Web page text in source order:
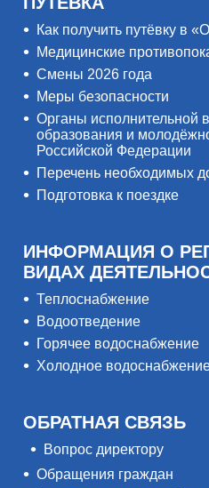
Как получить путёвку в
Медицинские
Смены 2026 года
Меры безопасности
Органы исполнительной
образования и
Российской Федерации
Перечень необходимых
Подготовка к поездке
ИНФОРМАЦИЯ О
ВИДАХ
Теплоснабжение
Водоотведение
Горячее водоснабжение
Холодное
ОБРАТНАЯ СВЯЗЬ
Вопрос директору
Обращения граждан